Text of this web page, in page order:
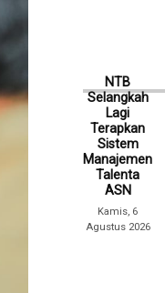
NTB
Selangkah
Lagi
Terapkan
Sistem
Manajemen
Talenta
ASN
Kamis, 6
Agustus 2026